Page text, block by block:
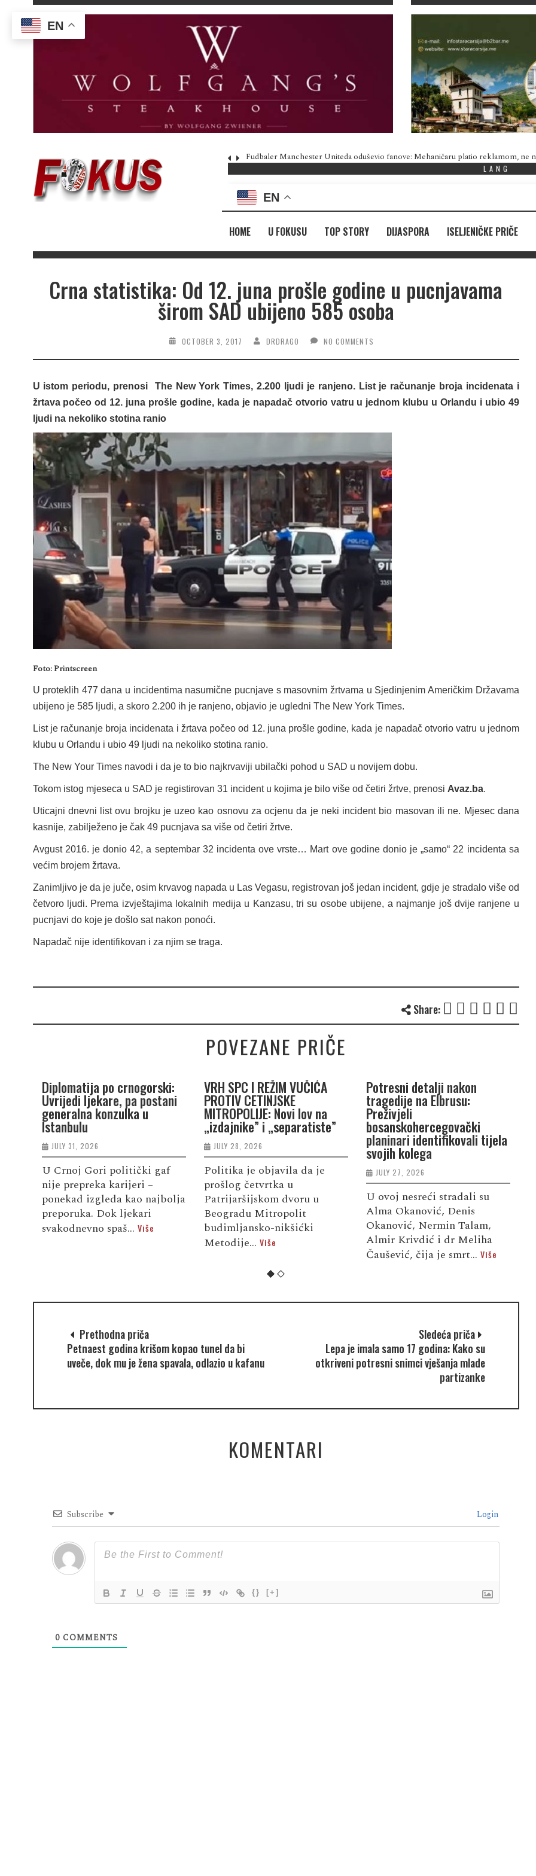
Fudbaler Manchester Uniteda oduševio fanove: Mehaničaru platio reklamom, ne
LANG
EN
HOME U FOKUSU TOP STORY DIJASPORA ISELJENIČKE PRIČE
Crna statistika: Od 12. juna prošle godine u pucnjavama
širom SAD ubijeno 585 osoba
OCTOBER 3, 2017 DRDRAGO NO COMMENTS
U istom periodu, prenosi The New York Times, 2.200 ljudi je ranjeno. List je računanje broja incidenata i
žrtava počeo od 12. juna prošle godine, kada je napadač otvorio vatru u jednom klubu u Orlandu i ubio 49
ljudi na nekoliko stotina ranio
Foto: Printscreen
U proteklih 477 dana u incidentima nasumične pucnjave s masovnim žrtvama u Sjedinjenim Američkim Državama
ubijeno je 585 ljudi, a skoro 2.200 ih je ranjeno, objavio je ugledni The New York Times.
List je računanje broja incidenata i žrtava počeo od 12. juna prošle godine, kada je napadač otvorio vatru u jednom
klubu u Orlandu i ubio 49 ljudi na nekoliko stotina ranio.
The New Your Times navodi i da je to bio najkrvaviji ubilački pohod u SAD u novijem dobu.
Tokom istog mjeseca u SAD je registirovan 31 incident u kojima je bilo više od četiri žrtve, prenosi Avaz.ba.
Uticajni dnevni list ovu brojku je uzeo kao osnovu za ocjenu da je neki incident bio masovan ili ne. Mjesec dana
kasnije, zabilježeno je čak 49 pucnjava sa više od četiri žrtve.
Avgust 2016. je donio 42, a septembar 32 incidenta ove vrste… Mart ove godine donio je „samo“ 22 incidenta sa
većim brojem žrtava.
Zanimljivo je da je juče, osim krvavog napada u Las Vegasu, registrovan još jedan incident, gdje je stradalo više od
četvoro ljudi. Prema izvještajima lokalnih medija u Kanzasu, tri su osobe ubijene, a najmanje još dvije ranjene u
pucnjavi do koje je došlo sat nakon ponoći.
Napadač nije identifikovan i za njim se traga.
Share:
POVEZANE PRIČE
Diplomatija po crnogorski:
Uvrijedi ljekare, pa postani
generalna konzulka u
Istanbulu
JULY 31, 2026
U Crnoj Gori politički gaf
nije prepreka karijeri –
ponekad izgleda kao najbolja
preporuka. Dok ljekari
svakodnevno spaš... Više
VRH SPC I REŽIM VUČIĆA
PROTIV CETINJSKE
MITROPOLIJE: Novi lov na
„izdajnike” i „separatiste”
JULY 28, 2026
Politika je objavila da je
prošlog četvrtka u
Patrijaršijskom dvoru u
Beogradu Mitropolit
budimljansko-nikšićki
Metodije... Više
Potresni detalji nakon
tragedije na Elbrusu:
Preživjeli
bosanskohercegovački
planinari identifikovali tijela
svojih kolega
JULY 27, 2026
U ovoj nesreći stradali su
Alma Okanović, Denis
Okanović, Nermin Talam,
Almir Krivdić i dr Meliha
Čaušević, čija je smrt... Više
Prethodna priča
Petnaest godina krišom kopao tunel da bi
uveče, dok mu je žena spavala, odlazio u kafanu
Sledeća priča
Lepa je imala samo 17 godina: Kako su
otkriveni potresni snimci vješanja mlade
partizanke
KOMENTARI
Subscribe Login
{} [+]
0 COMMENTS
EN